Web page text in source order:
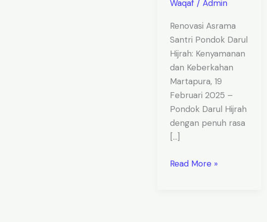
Waqaf/ Admin
Renovasi Asrama
Santri Pondok Darul
Hijrah: Kenyamanan
dan Keberkahan
Martapura, 19
Februari 2025 –
Pondok Darul Hijrah
dengan penuh rasa
[…]
Read More »